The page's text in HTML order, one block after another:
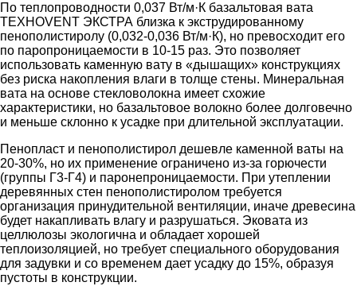
По теплопроводности 0,037 Вт/м·К базальтовая вата
ТЕХНОVENT ЭКСТРА близка к экструдированному
пенополистиролу (0,032-0,036 Вт/м·К), но превосходит его
по паропроницаемости в 10-15 раз. Это позволяет
использовать каменную вату в «дышащих» конструкциях
без риска накопления влаги в толще стены. Минеральная
вата на основе стекловолокна имеет схожие
характеристики, но базальтовое волокно более долговечно
и меньше склонно к усадке при длительной эксплуатации.
Пенопласт и пенополистирол дешевле каменной ваты на
20-30%, но их применение ограничено из-за горючести
(группы Г3-Г4) и паронепроницаемости. При утеплении
деревянных стен пенополистиролом требуется
организация принудительной вентиляции, иначе древесина
будет накапливать влагу и разрушаться. Эковата из
целлюлозы экологична и обладает хорошей
теплоизоляцией, но требует специального оборудования
для задувки и со временем дает усадку до 15%, образуя
пустоты в конструкции.